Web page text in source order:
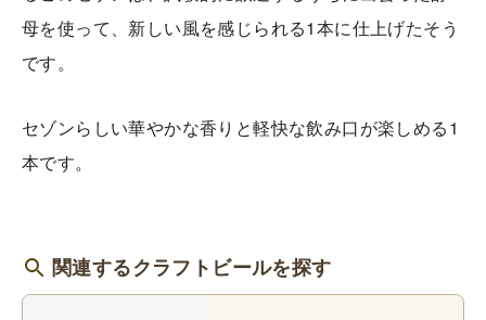
母を使って、新しい風を感じられる1本に仕上げたそう
です。
セゾンらしい華やかな香りと軽快な飲み口が楽しめる1
本です。
関連するクラフトビールを探す